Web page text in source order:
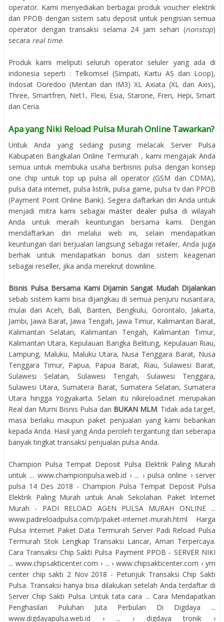
operator. Kami menyediakan berbagai produk voucher elektrik
dan PPOB dengan sistem satu deposit untuk pengisian semua
operator dengan transaksi selama 24 jam sehari (nonstop)
secara real time.
Produk kami meliputi seluruh operator seluler yang ada di
indonesia seperti : Telkomsel (Simpati, Kartu AS dan Loop),
Indosat Ooredoo (Mentari dan IM3) XL Axiata (XL dan Axis),
Three, Smartfren, Net1, Flexi, Esia, Starone, Fren, Hepi, Smart
dan Ceria.
Apa yang Niki Reload Pulsa Murah Online Tawarkan?
Untuk Anda yang sedang pusing melacak Server Pulsa
Kabupaten Bangkalan Online Termurah , kami mengajak Anda
semua untuk membuka usaha berbisnis pulsa dengan konsep
one chip untuk top up pulsa all operator (GSM dan CDMA),
pulsa data internet, pulsa listrik, pulsa game, pulsa tv dan PPOB
(Payment Point Online Bank). Segera daftarkan diri Anda untuk
menjadi mitra kami sebagai master dealer pulsa di wilayah
Anda untuk meraih keuntungan bersama kami. Dengan
mendaftarkan diri melalui web ini, selain mendapatkan
keuntungan dari berjualan langsung sebagai retailer, Anda juga
berhak untuk mendapatkan bonus dari sistem keagenan
sebagai reseller, jika anda merekrut downline.
Bisnis Pulsa Bersama Kami Dijamin Sangat Mudah Dijalankan
sebab sistem kami bisa dijangkau di semua penjuru nusantara,
mulai dari Aceh, Bali, Banten, Bengkulu, Gorontalo, Jakarta,
Jambi, Jawa Barat, Jawa Tengah, Jawa Timur, Kalimantan Barat,
Kalimantan Selatan, Kalimantan Tengah, Kalimantan Timur,
Kalimantan Utara, Kepulauan Bangka Belitung, Kepulauan Riau,
Lampung, Maluku, Maluku Utara, Nusa Tenggara Barat, Nusa
Tenggara Timur, Papua, Papua Barat, Riau, Sulawesi Barat,
Sulawesi Selatan, Sulawesi Tengah, Sulawesi Tenggara,
Sulawesi Utara, Sumatera Barat, Sumatera Selatan, Sumatera
Utara hingga Yogyakarta. Selain itu nikireload.net merupakan
Real dan Murni Bisnis Pulsa dan BUKAN MLM. Tidak ada target,
masa berlaku maupun paket penjualan yang kami bebankan
kepada Anda. Hasil yang Anda peroleh tergantung dari seberapa
banyak tingkat transaksi penjualan pulsa Anda.
Champion Pulsa Tempat Deposit Pulsa Elektrik Paling Murah
untuk ... www.championpulsa.web.id › ... › pulsa online › server
pulsa 14 Des 2018 - Champion Pulsa Tempat Deposit Pulsa
Elektrik Paling Murah untuk Anak Sekolahan. Paket Internet
Murah - PADI RELOAD AGEN PULSA MURAH ONLINE ...
www.padireloadpulsa.com/p/paket-internet-murah.html Harga
Pulsa Internet Paket Data Termurah Server Padi Reload Pulsa
Termurah Stok Lengkap Transaksi Lancar, Aman Terpercaya.
Cara Transaksi Chip Sakti Pulsa Payment PPOB - SERVER NIKI
... www.chipsakticenter.com › ... › www.chipsakticenter.com › ym
center chip sakti 2 Nov 2018 - Petunjuk Transaksi Chip Sakti
Pulsa. Transaksi hanya bisa dilakukan setelah Anda terdaftar di
Server Chip Sakti Pulsa. Untuk tata cara ... Cara Mendapatkan
Penghasilan Puluhan Juta Perbulan Di Digdaya ...
www.digdayapulsa.web.id › ... › digdaya tronik ›